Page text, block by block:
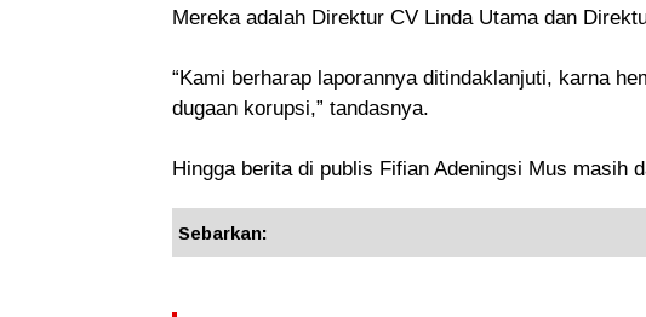
Mereka adalah Direktur CV Linda Utama dan
“Kami berharap laporannya ditindaklanjuti, karna
dugaan korupsi,” tandasnya.
Hingga berita di publis Fifian Adeningsi Mus masih
Sebarkan: